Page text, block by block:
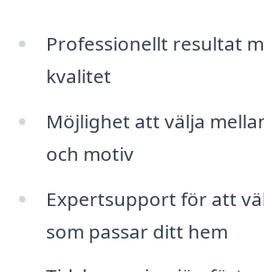
Professionellt resultat
kvalitet
Möjlighet att välja
och motiv
Expertsupport för att
som passar ditt hem